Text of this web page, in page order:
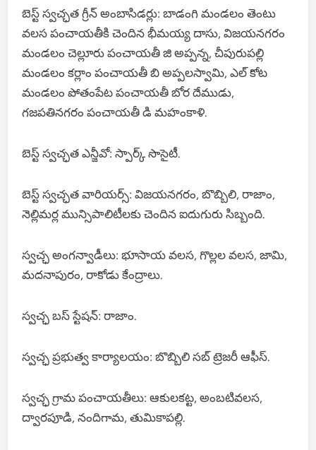
బెస్ట్ స్వచ్ఛత గ్రీన్ అంబాసిడర్లు: బాడంగి మండలం తెంటు
వలస పంచాయతీకి చెందిన భీమయ్య దాసు, విజయనగరం
మండలం చెల్లూరు పంచాయతీ జి అప్పన్న, చీపురుపల్లి
మండలం కర్లాం పంచాయతీ బి అప్పలస్వామి, ఎల్ కోట
మండలం పోతంపేట పంచాయతీ బోర దేముడు,
గజపతినగరం పంచాయతీ డి మహంకాళి.
బెస్ట్ స్వచ్ఛత ఎన్జీవో: స్పార్క్ సొసైటీ.
బెస్ట్ స్వచ్ఛత వారియర్స్: విజయనగరం, బొబ్బిలి, రాజాం,
నెల్లిమర్ల మున్సిపాలిటీలకు చెందిన ఐదుగురు సిబ్బంది.
స్వచ్ఛ అంగన్వాడీలు: భూసాయ వలస, గొల్లల వలస, జామి,
మదనాపురం, రాకోడు కేంద్రాలు.
స్వచ్ఛ బస్ స్టేషన్: రాజాం.
స్వచ్ఛ ప్రభుత్వ కార్యాలయం: బొబ్బిలి సబ్ ట్రెజరీ ఆఫీస్.
స్వచ్ఛ గ్రామ పంచాయతీలు: ఆకులకట్ట, అంబటివలస,
ద్వారపూడి, నందిగామ, తుమికాపల్లి.